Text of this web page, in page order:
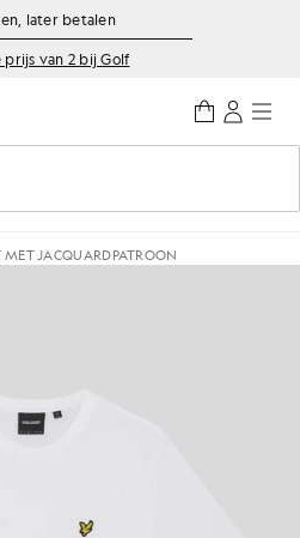
later betalen
prijs van 2 bij Golf
MET JACQUARDPATROON